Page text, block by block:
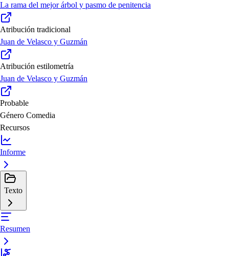
La rama del mejor árbol y pasmo de penitencia
Atribución tradicional
Juan de Velasco y Guzmán
Atribución estilometría
Juan de Velasco y Guzmán
Probable
Género Comedia
Recursos
Informe
Texto
Resumen